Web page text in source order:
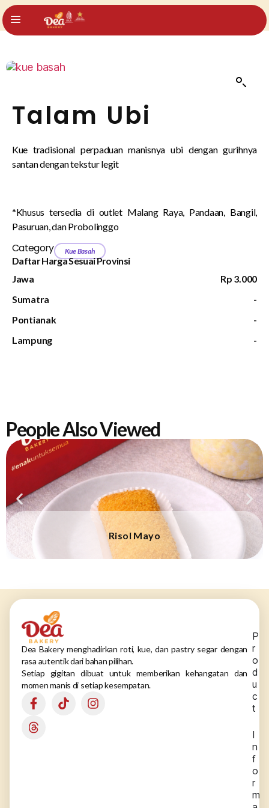
Talam Ubi
Kue tradisional perpaduan manisnya ubi dengan gurihnya
santan dengan tekstur legit
*Khusus tersedia di outlet Malang Raya, Pandaan, Bangil,
Pasuruan, dan Probolinggo
Category Kue Basah
Daftar Harga Sesuai Provinsi
Jawa
Rp 3.000
Sumatra
-
Pontianak
-
Lampung
-
People Also Viewed
Risol Mayo
Dea Bakery menghadirkan roti, kue, dan pastry segar dengan
rasa autentik dari bahan pilihan.
Setiap gigitan dibuat untuk memberikan kehangatan dan
momen manis di setiap kesempatan.
P
r
o
d
u
c
t
I
n
f
o
r
m